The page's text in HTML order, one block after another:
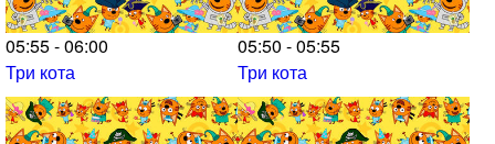
05:55 - 06:00
Три кота
05:50 - 05:55
Три кота